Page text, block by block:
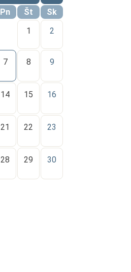
Pn Št
Sk
1
2
7 8 9
14 15 16
21 22 23
28 29 30